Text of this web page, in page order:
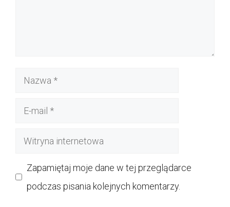
Nazwa
Witryna
Zapamiętaj moje dane w tej przeglądarce
podczas pisania kolejnych komentarzy.